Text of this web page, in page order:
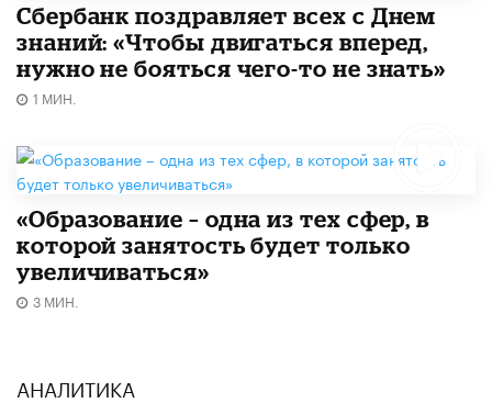
Сбербанк поздравляет всех с Днем
знаний: «Чтобы двигаться вперед,
нужно не бояться чего-то не знать»
1 МИН.
«Образование – одна из тех сфер, в
которой занятость будет только
увеличиваться»
3 МИН.
АНАЛИТИКА